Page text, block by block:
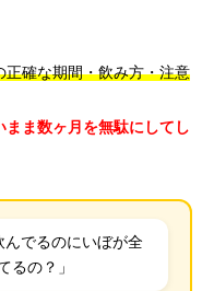
正確な期間・飲み方・注意
まま数ヶ月を無駄にしてし
んでるのにいぼが全
るの？」